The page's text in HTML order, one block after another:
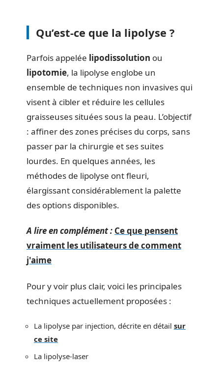
Qu’est-ce que la lipolyse ?
Parfois appelée lipodissolution ou
lipotomie, la lipolyse englobe un
ensemble de techniques non invasives qui
visent à cibler et réduire les cellules
graisseuses situées sous la peau. L’objectif
: affiner des zones précises du corps, sans
passer par la chirurgie et ses suites
lourdes. En quelques années, les
méthodes de lipolyse ont fleuri,
élargissant considérablement la palette
des options disponibles.
A lire en complément : Ce que pensent
vraiment les utilisateurs de comment
j'aime
Pour y voir plus clair, voici les principales
techniques actuellement proposées :
La lipolyse par injection, décrite en détail sur
ce site
La lipolyse-laser